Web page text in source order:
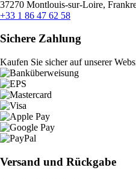
37270 Montlouis-sur-Loire,
+33 1 86 47 62 58
Sichere Zahlung
Kaufen Sie sicher auf unserer
Versand und Rückgabe